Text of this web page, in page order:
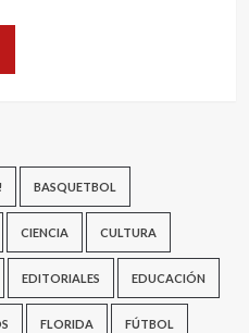
BASQUETBOL
CIENCIA CULTURA
EDITORIALES EDUCACIÓN
FLORIDA FÚTBOL